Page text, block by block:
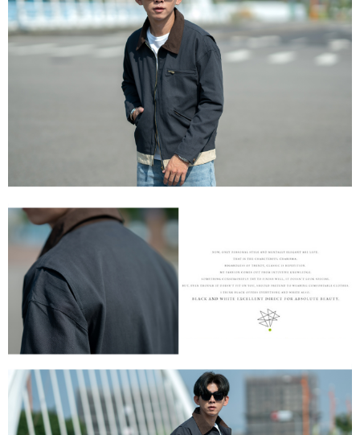
１．透過由恩沛科技股份有限公司提供之「AFTEE先享後付」服務完成之交
易，需依本服務之必要範圍內提供個人資料，並將交易相關給付款項請求債
權轉讓予恩沛科技股份有限公司。
２．關於個人資料處理事宜，請瀏覽以下網址：
https://aftee.tw/terms/#terms3
３．未成年的使用者請事先徵得法定代理人或監護人之同意方可使用
「AFTEE先享後付」，若未經同意申辦者引起之損失，本公司不負相關責
４．使用「AFTEE先享後付」時，將依據個別帳號之用戶狀況，依本公司即
時審查核予不同之上限額度；若仍有額度不足之情形，本公司將視審查結果
５．嚴禁一人註冊多個帳號或使用他人資訊註冊。若發現惡意使用之情形，
恩沛科技股份有限公司將有權停止該用戶之使用額度並採取法律行動。
每筆NT$120，滿NT$3,000(含以上)免運費